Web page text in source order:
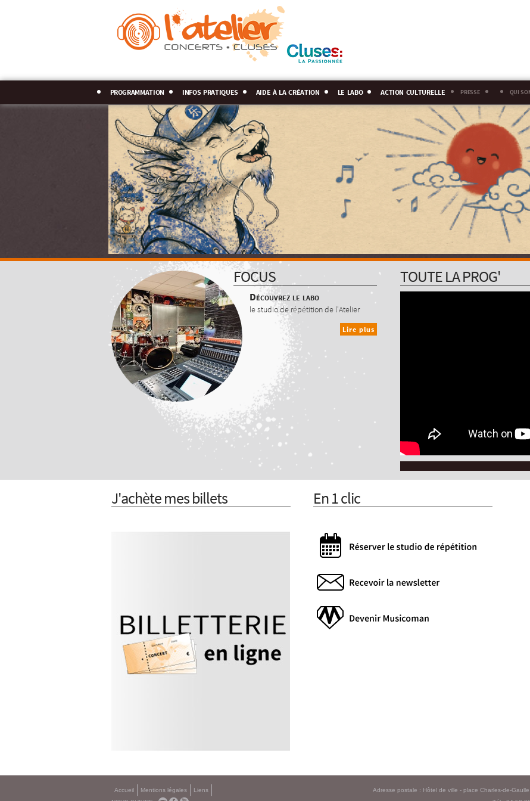
programmation infos pratiques aide à la création le labo action culturelle presse qui
FOCUS
Découvrez le labo
le studio de répétition de l'Atelier
Lire plus
TOUTE LA PROG'
J'achète mes billets En 1 clic
Accueil Mentions légales
Liens
Adresse postale : Hôtel de ville - place Charles-de-